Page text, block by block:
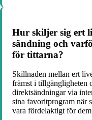
Hur skiljer sig ert
sändning och
för tittarna?
Skillnaden mellan ert
främst i tillgängligheten
direktsändningar via
sina favoritprogram när
vara fördelaktigt för